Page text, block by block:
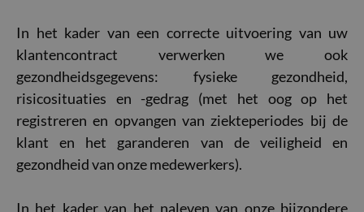
In het kader van een correcte uitvoering van uw
klantencontract verwerken we ook
gezondheidsgegevens: fysieke gezondheid,
risicosituaties en -gedrag (met het oog op het
registreren en opvangen van ziekteperiodes bij de
klant en het garanderen van de veiligheid en
gezondheid van onze medewerkers).
In het kader van het naleven van onze bijzondere